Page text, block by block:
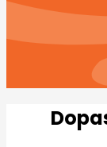
Zobacz pełne